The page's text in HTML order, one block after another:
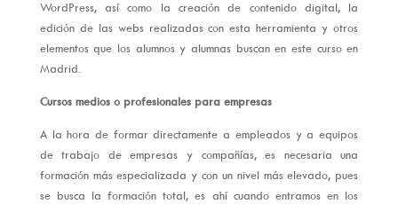
WordPress, así como la creación de contenido digital, la
edición de las webs realizadas con esta herramienta y otros
elementos que los alumnos y alumnas buscan en este curso en
Madrid.
Cursos medios o profesionales para empresas
A la hora de formar directamente a empleados y a equipos
de trabajo de empresas y compañías, es necesaria una
formación más especializada y con un nivel más elevado, pues
se busca la formación total, es ahí cuando entramos en los